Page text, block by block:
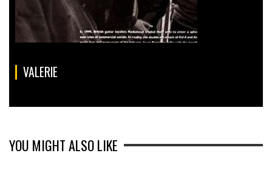
VALERIE
YOU MIGHT ALSO LIKE